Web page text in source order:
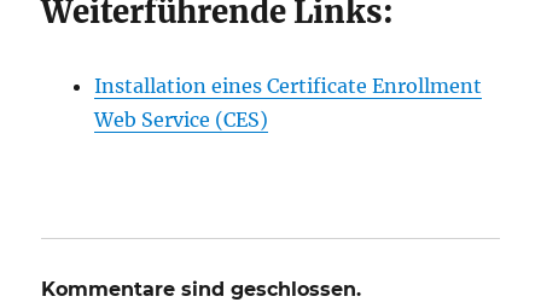
Weiterführende Links:
Installation eines Certificate Enrollment
Web Service (CES)
Kommentare sind geschlossen.